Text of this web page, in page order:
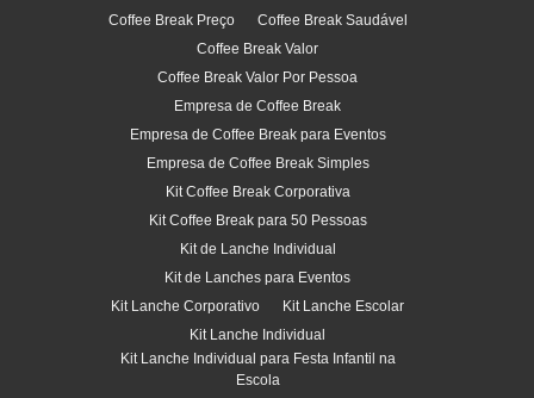
Coffee Break Preço
Coffee Break Saudável
Coffee Break Valor
Coffee Break Valor Por Pessoa
Empresa de Coffee Break
Empresa de Coffee Break para Eventos
Empresa de Coffee Break Simples
Kit Coffee Break Corporativa
Kit Coffee Break para 50 Pessoas
Kit de Lanche Individual
Kit de Lanches para Eventos
Kit Lanche Corporativo
Kit Lanche Escolar
Kit Lanche Individual
Kit Lanche Individual para Festa Infantil na
Escola